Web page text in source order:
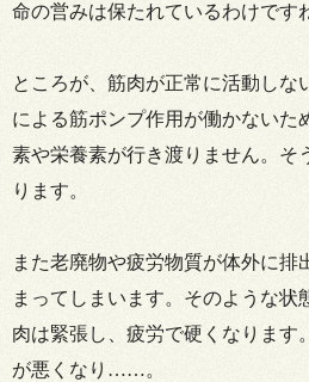
命の営みは保たれているわけです
ところが、筋肉が正常に活動しな
による筋ポンプ作用が働かないた
素や栄養素が行き渡りません。そ
ります。
また老廃物や疲労物質が体外に排
まってしまいます。そのような状
肉は緊張し、疲労で硬くなります
が悪くなり……。